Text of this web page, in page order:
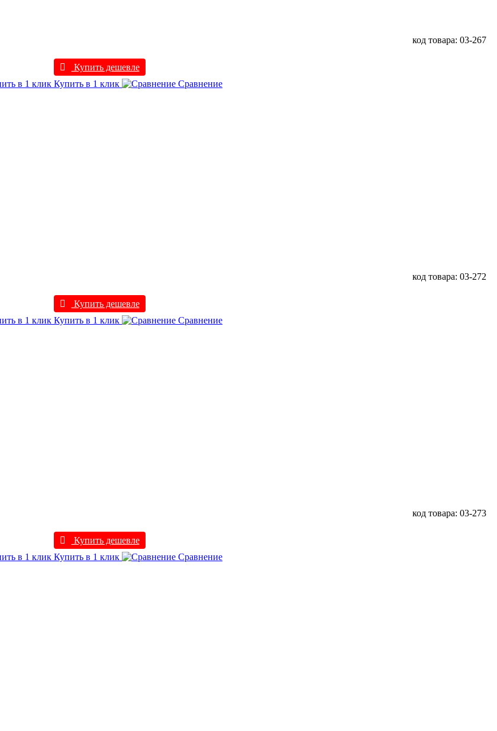
код товара: 03-267
Купить дешевле
Купить в 1 клик
Сравнение
код товара: 03-272
Купить дешевле
Купить в 1 клик
Сравнение
код товара: 03-273
Купить дешевле
Купить в 1 клик
Сравнение